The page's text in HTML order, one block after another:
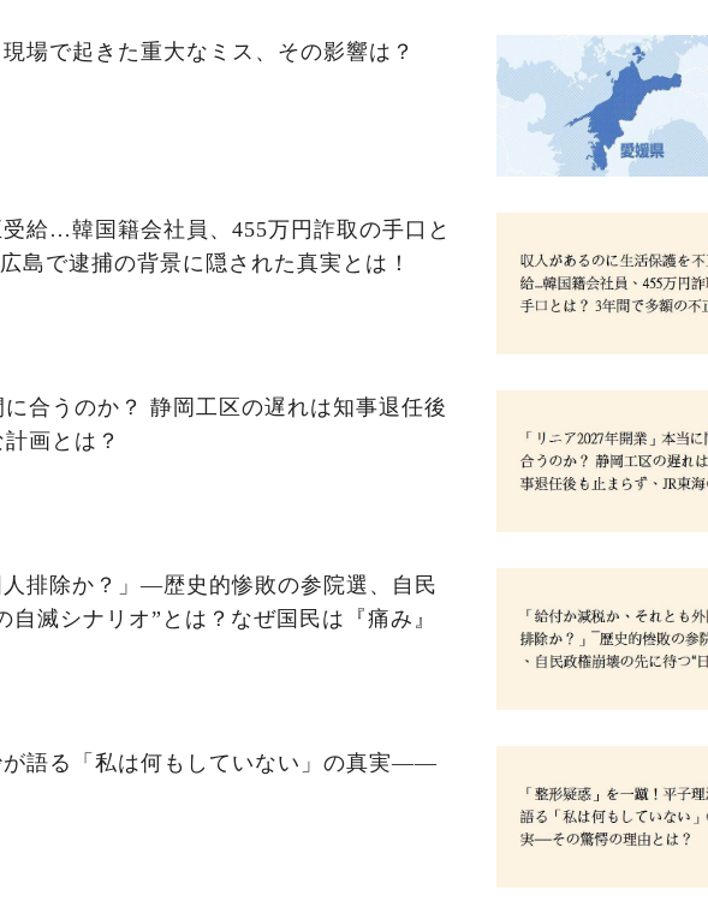
場で起きた重大なミス、その影響は？
給…韓国籍会社員、455万円詐取の手口と
島で逮捕の背景に隠された真実とは！
に合うのか？ 静岡工区の遅れは知事退任後
画とは？
人排除か？」―歴史的惨敗の参院選、自民
滅シナリオ”とは？なぜ国民は『痛み』
が語る「私は何もしていない」の真実——